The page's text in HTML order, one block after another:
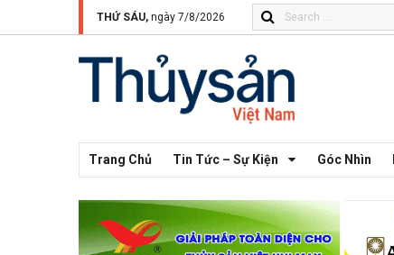
THỨ SÁU, ngày 7/8/2026
Trang Chủ Tin Tức – Sự Kiện Góc Nhìn